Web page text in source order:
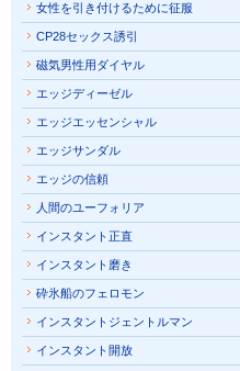
女性を引き付けるために征服
CP28セックス誘引
磁気男性用ダイヤル
エッジディーゼル
エッジエッセンシャル
エッジサンダル
エッジの信頼
人間のユーフォリア
インスタント正直
インスタント磨き
砕氷船のフェロモン
インスタントジェントルマン
インスタント開放